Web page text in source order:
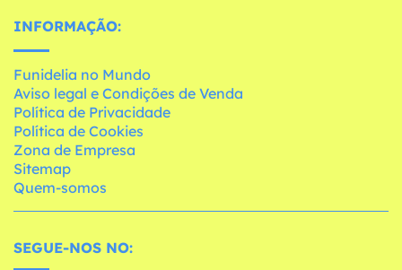
INFORMAÇÃO:
Funidelia no Mundo
Aviso legal e Condições de Venda
Política de Privacidade
Política de Cookies
Zona de Empresa
Sitemap
Quem-somos
SEGUE-NOS NO: